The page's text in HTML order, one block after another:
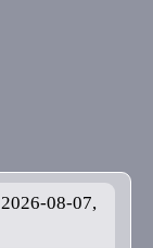
2026-08-07,